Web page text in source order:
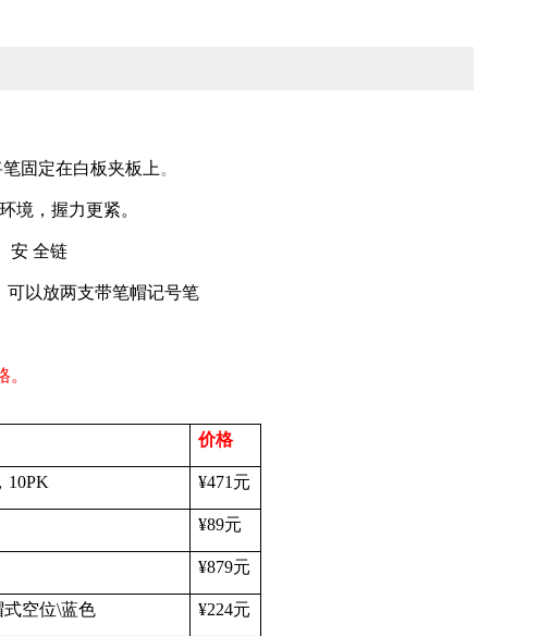
固定在白板夹板上 。
境，握力更紧。
安 全链
可以放两支带笔帽记号笔
价格
10PK ¥471 元
¥89元
¥879元
式空位\蓝色 ¥224元